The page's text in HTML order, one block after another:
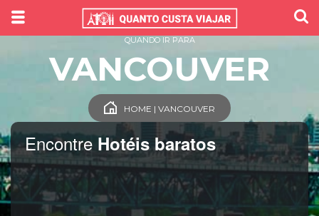
EncontreHotéis baratos
QUANDO IR PARA
VANCOUVER
HOME | VANCOUVER